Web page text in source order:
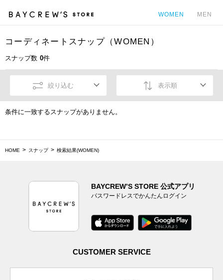
WOMEN MEN
コーディネートスナップ（WOMEN）
スナップ数 0件
絞り込む 表示順
条件に一致するスナップがありません。
HOME スナップ 検索結果(WOMEN)
BAYCREW’S STORE 公式アプリ
パスワードレスでかんたんログイン
CUSTOMER SERVICE